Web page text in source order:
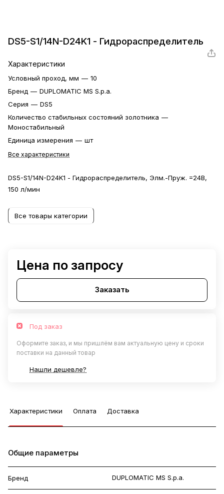
DS5-S1/14N-D24K1 - Гидрораспределитель
Характеристики
Условный проход, мм — 10
Бренд — DUPLOMATIC MS S.p.a.
Серия — DS5
Количество стабильных состояний золотника —
Моностабильный
Единица измерения — шт
Все характеристики
DS5-S1/14N-D24K1 - Гидрораспределитель, Элм.-Пруж. =24В,
150 л/мин
Все товары категории
Цена по запросу
Заказать
Под заказ
Оформите заказ, и мы пришлём вам актуальную цену и сроки
поставки на данный товар
Нашли дешевле?
Характеристики Оплата Доставка
Общие параметры
Бренд DUPLOMATIC MS S.p.a.